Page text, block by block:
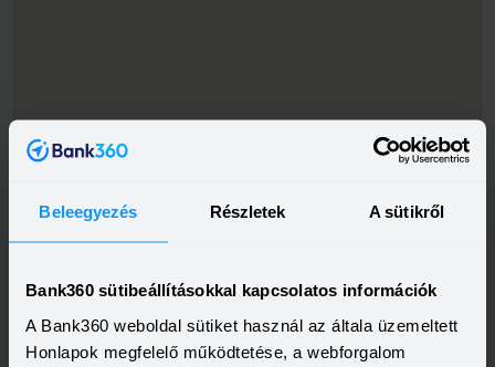
Beleegyezés Részletek A sütikről
Bank360 sütibeállításokkal kapcsolatos információk
A Bank360 weboldal sütiket használ az általa üzemeltett
Honlapok megfelelő működtetése, a webforgalom